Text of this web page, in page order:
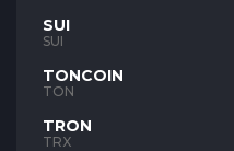
SUI
SUI
TONCOIN
TON
TRON
TRX